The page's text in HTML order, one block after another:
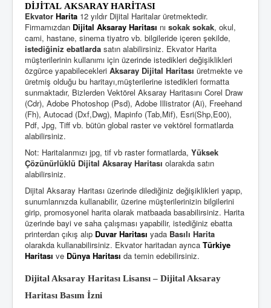
DİJİTAL AKSARAY HARİTASI
Ekvator Harita 12 yıldır Dijital Haritalar üretmektedir.
Firmamızdan Dijital Aksaray Haritası nı sokak sokak, okul,
cami, hastane, sinema tiyatro vb. bilgileride içeren şekilde,
istediğiniz ebatlarda satın alabilirsiniz. Ekvator Harita
müşterilerinin kullanımı için üzerinde istedikleri değişiklikleri
özgürce yapabilecekleri Aksaray Dijital Haritası üretmekte ve
üretmiş olduğu bu haritayı,müşterilerine istedikleri formatta
sunmaktadır, Bizlerden Vektörel Aksaray Haritasını Corel Draw
(Cdr), Adobe Photoshop (Psd), Adobe Illistrator (Ai), Freehand
(Fh), Autocad (Dxf,Dwg), Mapinfo (Tab,Mif), Esri(Shp,E00),
Pdf, Jpg, Tiff vb. bütün global raster ve vektörel formatlarda
alabilirsiniz.
Not: Haritalarımızı jpg, tif vb raster formatlarda, Yüksek
Çözünürlüklü Dijital Aksaray Haritası olarakda satın
alabilirsiniz.
Dijital Aksaray Haritası üzerinde dilediğiniz değişiklikleri yapıp,
sunumlarınızda kullanabilir, üzerine müşterilerinizin bilgilerini
girip, promosyonel harita olarak matbaada basabilirsiniz. Harita
üzerinde bayi ve saha çalışması yapabilir, istediğiniz ebatta
printerdan çıkış alıp Duvar Haritası yada Basılı Harita
olarakda kullanabilirsiniz. Ekvator haritadan ayrıca Türkiye
Haritası ve Dünya Haritası da temin edebilirsiniz.
Dijital Aksaray Haritası Lisansı – Dijital Aksaray
Haritası Basım İzni